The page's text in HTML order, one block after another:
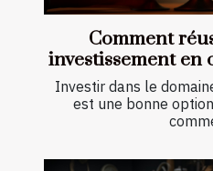
Comment
investissement en
Investir dans le
est une bonne